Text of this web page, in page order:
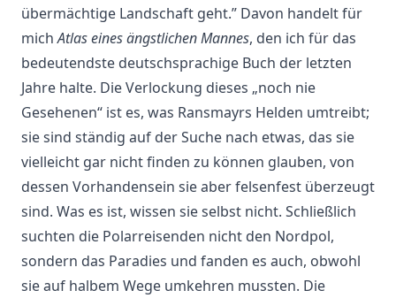
übermächtige Landschaft geht.” Davon handelt für
michAtlas eines ängstlichen Mannes, den ich für das
bedeutendste deutschsprachige Buch der letzten
Jahre halte. Die Verlockung dieses „noch nie
Gesehenen“ ist es, was Ransmayrs Helden umtreibt;
sie sind ständig auf der Suche nach etwas, das sie
vielleicht gar nicht finden zu können glauben, von
dessen Vorhandensein sie aber felsenfest überzeugt
sind. Was es ist, wissen sie selbst nicht. Schließlich
suchten die Polarreisenden nicht den Nordpol,
sondern das Paradies und fanden es auch, obwohl
sie auf halbem Wege umkehren mussten. Die